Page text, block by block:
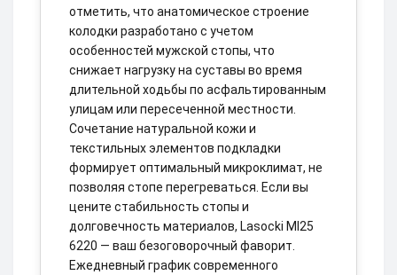
отметить, что анатомическое строение
колодки разработано с учетом
особенностей мужской стопы, что
снижает нагрузку на суставы во время
длительной ходьбы по асфальтированным
улицам или пересеченной местности.
Сочетание натуральной кожи и
текстильных элементов подкладки
формирует оптимальный микроклимат, не
позволяя стопе перегреваться. Если вы
цените стабильность стопы и
долговечность материалов, Lasocki MI25
6220 — ваш безоговорочный фаворит.
Ежедневный график современного